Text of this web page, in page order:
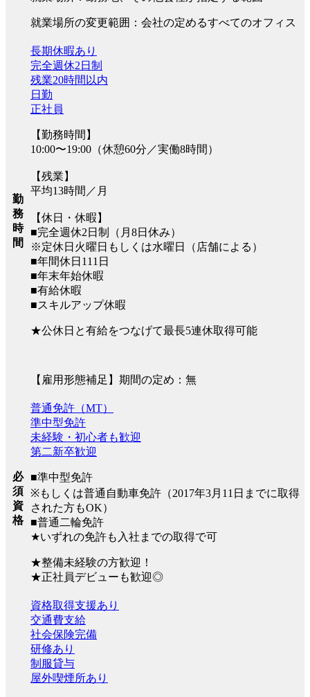
就業場所の変更範囲：会社の定めるすべてのオフィス
勤
務
時
間
長期休暇あり
完全週休2日制
残業20時間以内
日勤
正社員
【勤務時間】
10:00〜19:00（休憩60分／実働8時間）
【残業】
平均13時間／月
【休日・休暇】
■完全週休2日制（月8日休み）
※定休日火曜日もしくは水曜日（店舗による）
■年間休日111日
■年末年始休暇
■有給休暇
■スキルアップ休暇
★公休日と有給をつなげて最長5連休取得可能
【雇用形態補足】期間の定め：無
必
須
資
格
普通免許（MT）
準中型免許
未経験・初心者も歓迎
第二新卒歓迎
■準中型免許
※もしくは普通自動車免許（2017年3月11日までに取得
された方もOK）
■普通二輪免許
★いずれの免許も入社までの取得で可
★整備未経験の方歓迎！
★正社員デビューも歓迎◎
資格取得支援あり
交通費支給
社会保険完備
研修あり
制服貸与
屋外喫煙所あり